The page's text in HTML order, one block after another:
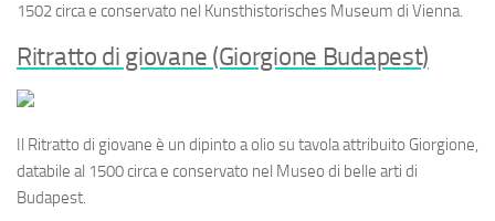
1502 circa e conservato nel Kunsthistorisches Museum di Vienna.
Ritratto di giovane (Giorgione Budapest)
Il Ritratto di giovane è un dipinto a olio su tavola attribuito Giorgione,
databile al 1500 circa e conservato nel Museo di belle arti di
Budapest.